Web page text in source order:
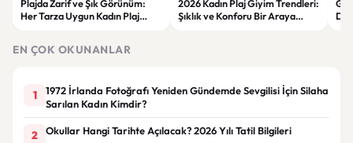
Plajda Zarif ve Şık Görünüm:
Her Tarza Uygun Kadın Plaj
2026 Kadın Plaj Giyim Trendleri:
Şıklık ve Konforu Bir Araya
EN ÇOK OKUNANLAR
1
1972 İrlanda Fotoğrafı Yeniden Gündemde Sevgilisi İçin Silaha
Sarılan Kadın Kimdir?
2 Okullar Hangi Tarihte Açılacak? 2026 Yılı Tatil Bilgileri